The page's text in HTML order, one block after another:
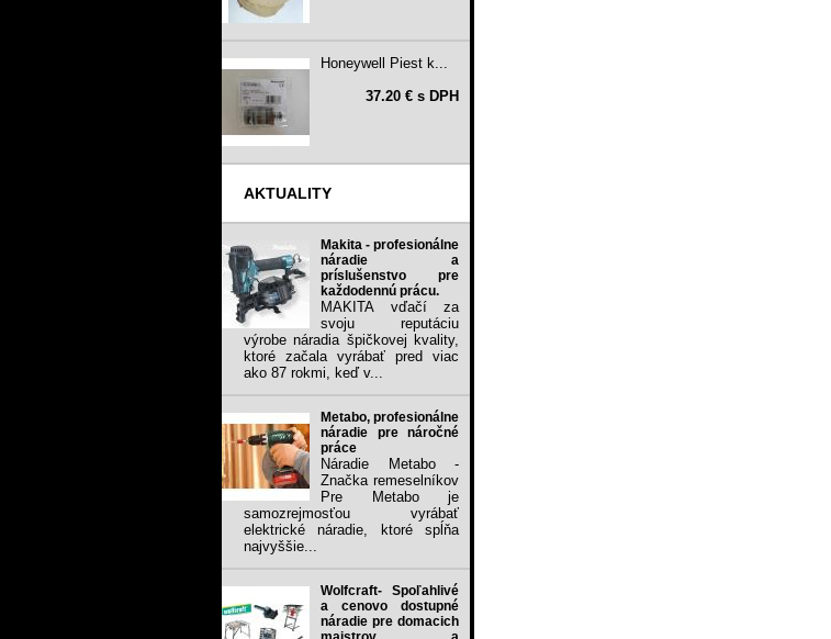
Honeywell Piest k...
37.20 € s DPH
AKTUALITY
Makita - profesionálne
náradie a
príslušenstvo pre
každodennú prácu.
MAKITA vďačí za
svoju reputáciu
výrobe náradia špičkovej kvality,
ktoré začala vyrábať pred viac
ako 87 rokmi, keď v...
Metabo, profesionálne
náradie pre náročné
práce
Náradie Metabo -
Značka remeselníkov
Pre Metabo je
samozrejmosťou vyrábať
elektrické náradie, ktoré spĺňa
najvyššie...
Wolfcraft- Spoľahlivé
a cenovo dostupné
náradie pre domacich